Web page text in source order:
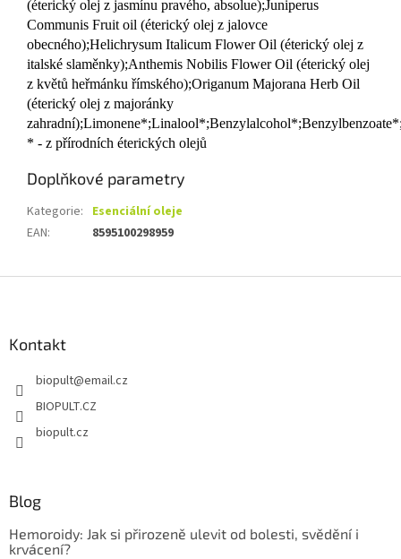
(éterický olej z jasmínu pravého, absolue);Juniperus
Communis Fruit oil (éterický olej z jalovce
obecného);Helichrysum Italicum Flower Oil (éterický olej z
italské slaměnky);Anthemis Nobilis Flower Oil (éterický olej
z květů heřmánku římského);Origanum Majorana Herb Oil
(éterický olej z majoránky
* - z přírodních éterických olejů
Doplňkové parametry
Kategorie: Esenciální oleje
EAN: 8595100298959
Kontakt
biopult@email.cz
BIOPULT.CZ
biopult.cz
Blog
Hemoroidy: Jak si přirozeně ulevit od bolesti, svědění i
krvácení?